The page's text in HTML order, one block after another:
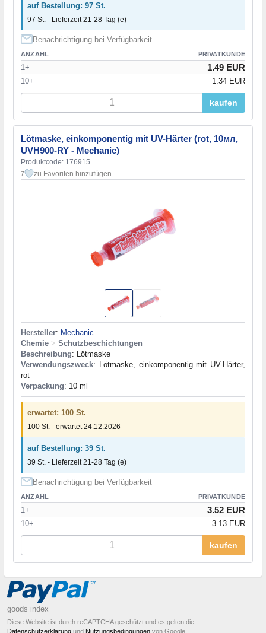
auf Bestellung: 97 St.
97 St. - Lieferzeit 21-28 Tag (e)
Benachrichtigung bei Verfügbarkeit
ANZAHL PRIVATKUNDE
1+ 1.49 EUR
10+ 1.34 EUR
kaufen
Lötmaske, einkomponentig mit UV-Härter (rot, 10мл,
UVH900-RY - Mechanic)
Produktcode: 176915
7 zu Favoriten hinzufügen
Hersteller: Mechanic
Chemie > Schutzbeschichtungen
Beschreibung: Lötmaske
Verwendungszweck: Lötmaske, einkomponentig mit UV-Härter,
rot
Verpackung: 10 ml
erwartet: 100 St.
100 St. - erwartet 24.12.2026
auf Bestellung: 39 St.
39 St. - Lieferzeit 21-28 Tag (e)
Benachrichtigung bei Verfügbarkeit
ANZAHL PRIVATKUNDE
1+ 3.52 EUR
10+ 3.13 EUR
kaufen
goods index
Diese Website ist durch reCAPTCHA geschützt und es gelten die
Datenschutzerklärung und Nutzungsbedingungen von Google.